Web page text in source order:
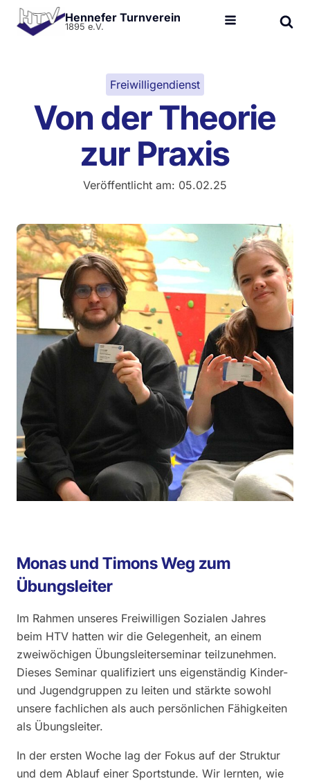
Hennefer Turnverein
1895 e.V.
Freiwilligendienst
Von der Theorie
zur Praxis
Veröffentlicht am: 05.02.25
Monas und Timons Weg zum
Übungsleiter
Im Rahmen unseres Freiwilligen Sozialen Jahres
beim HTV hatten wir die Gelegenheit, an einem
zweiwöchigen Übungsleiterseminar teilzunehmen.
Dieses Seminar qualifiziert uns eigenständig Kinder-
und Jugendgruppen zu leiten und stärkte sowohl
unsere fachlichen als auch persönlichen Fähigkeiten
als Übungsleiter.
In der ersten Woche lag der Fokus auf der Struktur
und dem Ablauf einer Sportstunde. Wir lernten, wie